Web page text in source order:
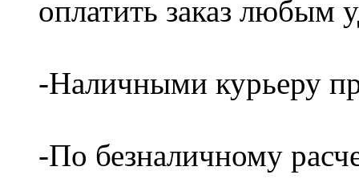
оплатить заказ любым
-Наличными курьеру
-По безналичному